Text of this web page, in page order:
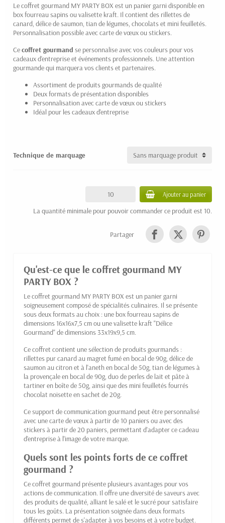
Le coffret gourmand MY PARTY BOX est un panier garni disponible en
box fourreau sapins ou valisette kraft. Il contient des rillettes de
canard, délice de saumon, tian de légumes, chocolats et mini feuilletés.
Personnalisation possible avec carte de vœux ou stickers.
Cecoffret gourmand se personnalise avec vos couleurs pour vos
cadeaux d'entreprise et événements professionnels. Une attention
gourmande qui marquera vos clients et partenaires.
Assortiment de produits gourmands de qualité
Deux formats de présentation disponibles
Personnalisation avec carte de vœux ou stickers
Idéal pour les cadeaux d'entreprise
Technique de marquage
Ajouter au panier
La quantité minimale pour pouvoir commander ce produit est 10.
Partager
Qu'est-ce que le coffret gourmand MY
PARTY BOX ?
Le coffret gourmand MY PARTY BOX est un panier garni
soigneusement composé de spécialités culinaires. Il se présente
sous deux formats au choix : une box fourreau sapins de
dimensions 16x16x7,5 cm ou une valisette kraft "Délice
Gourmand" de dimensions 33x19x9,5 cm.
Ce coffret contient une sélection de produits gourmands :
rillettes pur canard au magret fumé en bocal de 90g, délice de
saumon au citron et à l'aneth en bocal de 50g, tian de légumes à
la provençale en bocal de 90g, duo de perles de lait et pâte à
tartiner en boîte de 50g, ainsi que des mini feuilletés fourrés
chocolat noisette en sachet de 20g.
Ce support de communication gourmand peut être personnalisé
avec une carte de vœux à partir de 10 paniers ou avec des
stickers à partir de 20 paniers, permettant d'adapter ce cadeau
d'entreprise à l'image de votre marque.
Quels sont les points forts de ce coffret
gourmand ?
Ce coffret gourmand présente plusieurs avantages pour vos
actions de communication. Il offre une diversité de saveurs avec
des produits de qualité, alliant le salé et le sucré pour satisfaire
tous les goûts. La présentation soignée dans deux formats
différents permet de s'adapter à vos besoins et à votre budget.